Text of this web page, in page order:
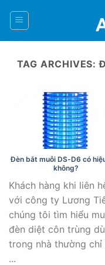
TAG ARCHIVES:
Đèn bắt muỗi DS-D6 có
không?
Khách hàng khi liên
với công ty Lương
chúng tôi tìm hiểu
đèn diệt côn trùng
trong nhà thường chỉ
...